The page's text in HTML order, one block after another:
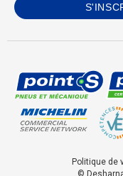
©
Politique de